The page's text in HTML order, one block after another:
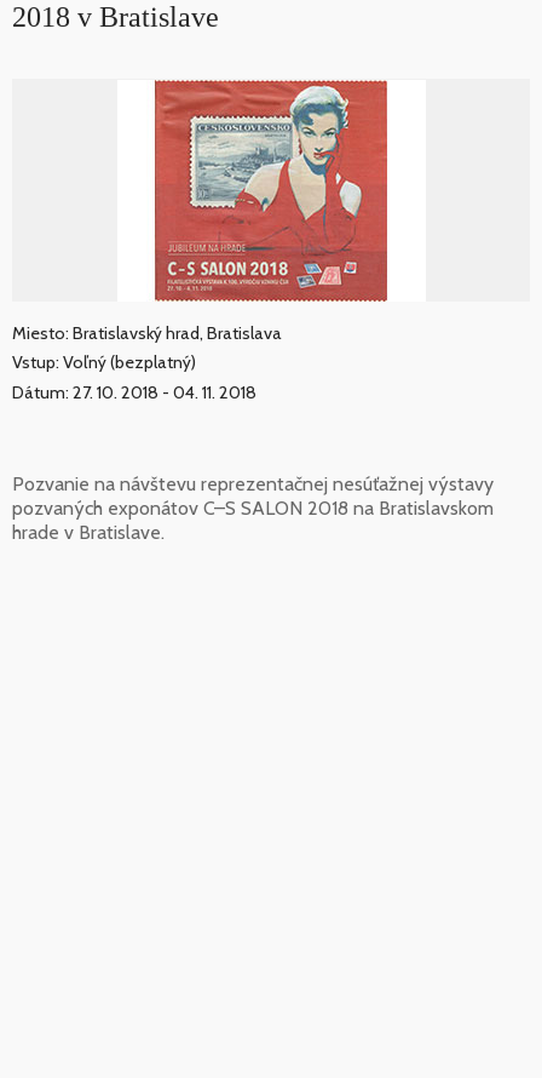
2018 v Bratislave
Miesto: Bratislavský hrad, Bratislava
Vstup: Voľný (bezplatný)
Dátum: 27. 10. 2018 - 04. 11. 2018
Pozvanie na návštevu reprezentačnej nesúťažnej výstavy
pozvaných exponátov C–S SALON 2018 na Bratislavskom
hrade v Bratislave.